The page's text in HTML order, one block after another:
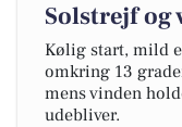
Solstrejf og
Kølig start, mild
omkring 13
mens vinden
udebliver.